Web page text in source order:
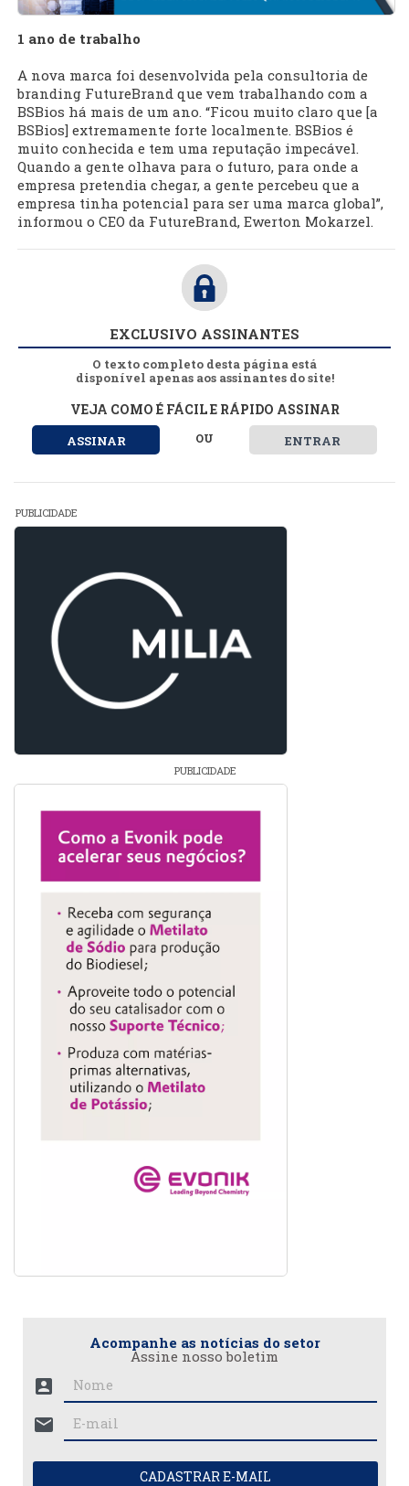
1 ano de trabalho
A nova marca foi desenvolvida pela consultoria de
branding FutureBrand que vem trabalhando com a
BSBios há mais de um ano. “Ficou muito claro que [a
BSBios] extremamente forte localmente. BSBios é
muito conhecida e tem uma reputação impecável.
Quando a gente olhava para o futuro, para onde a
empresa pretendia chegar, a gente percebeu que a
empresa tinha potencial para ser uma marca global”,
informou o CEO da FutureBrand, Ewerton Mokarzel.
EXCLUSIVO ASSINANTES
O texto completo desta página está
disponível apenas aos assinantes do site!
VEJA COMO É FÁCIL E RÁPIDO ASSINAR
ASSINAR OU ENTRAR
PUBLICIDADE
PUBLICIDADE
Acompanhe as notícias do setor
Assine nosso boletim
account_box
mail
CADASTRAR E-MAIL